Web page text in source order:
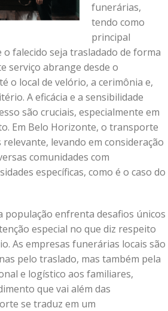
funerárias,
tendo como
principal
falecido seja trasladado de forma
serviço abrange desde o
o local de velório, a cerimônia e,
A eficácia e a sensibilidade
são cruciais, especialmente em
Em Belo Horizonte, o transporte
levando em consideração
comunidades com
específicas, como é o caso do
população enfrenta desafios únicos
especial no que diz respeito
As empresas funerárias locais são
pelo traslado, mas também pela
e logístico aos familiares,
que vai além das
se traduz em um